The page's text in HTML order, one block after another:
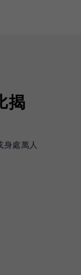
揭
身處萬人